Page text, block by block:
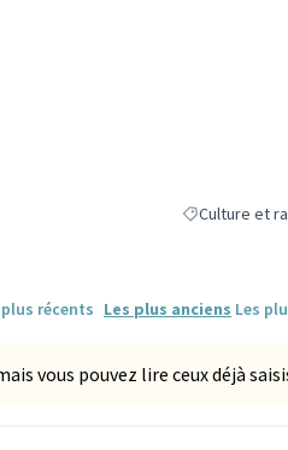
Filtrer les
Culture et
plus récents Les plus anciens Les
vous pouvez lire ceux déjà